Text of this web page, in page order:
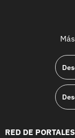
RED DE PORTALES